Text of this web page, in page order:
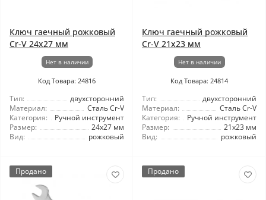
Ключ гаечный рожковый
Cr-V 24x27 мм
Нет в наличии
Код Товара: 24816
Тип:
двухсторонний
Материал:
Сталь Cr-V
Категория:
Ручной инструмент
Размер:
24x27 мм
Вид:
рожковый
Ключ гаечный рожковый
Cr-V 21x23 мм
Нет в наличии
Код Товара: 24814
Тип:
двухсторонний
Материал:
Сталь Cr-V
Категория:
Ручной инструмент
Размер:
21x23 мм
Вид:
рожковый
Продано Продано